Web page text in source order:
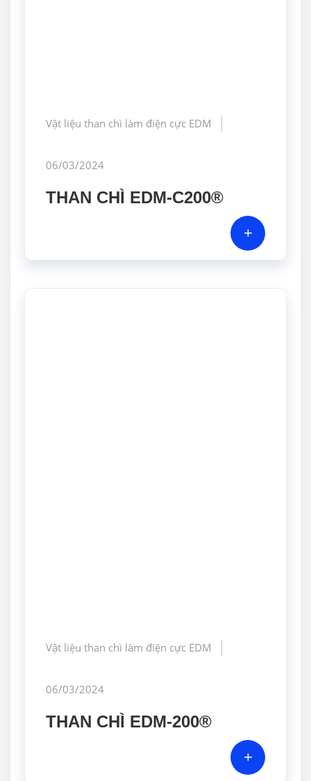
Vật liệu than chì làm điện cực EDM
06/03/2024
THAN CHÌ EDM-C200®
+
Vật liệu than chì làm điện cực EDM
06/03/2024
THAN CHÌ EDM-200®
+